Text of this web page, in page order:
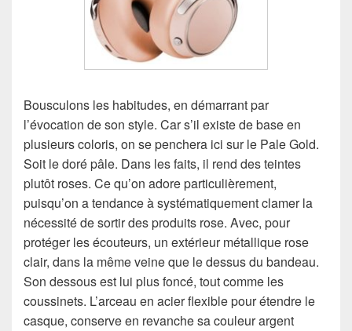
Bousculons les habitudes, en démarrant par
l’évocation de son style. Car s’il existe de base en
plusieurs coloris, on se penchera ici sur le Pale Gold.
Soit le doré pâle. Dans les faits, il rend des teintes
plutôt roses. Ce qu’on adore particulièrement,
puisqu’on a tendance à systématiquement clamer la
nécessité de sortir des produits rose. Avec, pour
protéger les écouteurs, un extérieur métallique rose
clair, dans la même veine que le dessus du bandeau.
Son dessous est lui plus foncé, tout comme les
coussinets. L’arceau en acier flexible pour étendre le
casque, conserve en revanche sa couleur argent